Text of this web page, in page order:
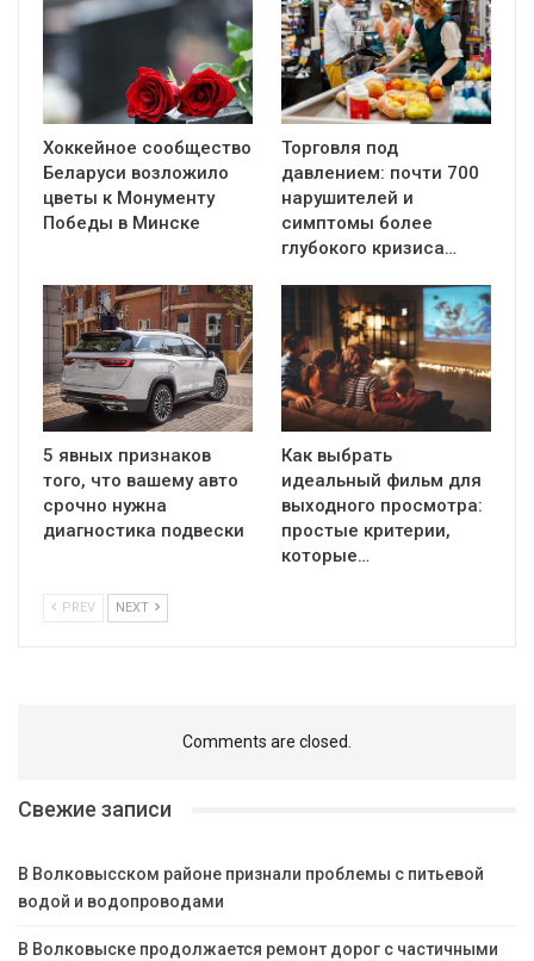
Хоккейное сообщество
Беларуси возложило
цветы к Монументу
Победы в Минске
Торговля под
давлением: почти 700
нарушителей и
симптомы более
глубокого кризиса…
5 явных признаков
того, что вашему авто
срочно нужна
диагностика подвески
Как выбрать
идеальный фильм для
выходного просмотра:
простые критерии,
которые…
PREV NEXT
Comments are closed.
Свежие записи
В Волковысском районе признали проблемы с питьевой
водой и водопроводами
В Волковыске продолжается ремонт дорог с частичными